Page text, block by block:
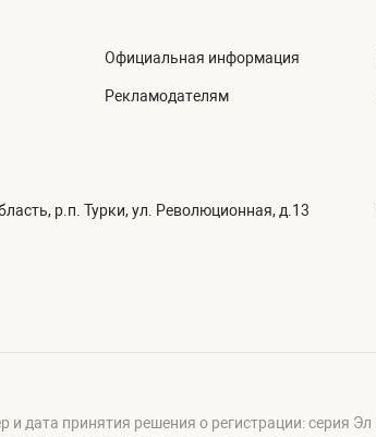
Официальная информация
Рекламодателям
р.п. Турки, ул. Революционная, д.13
и дата принятия решения о регистрации: серия